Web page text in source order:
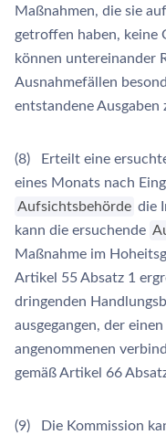
Maßnahmen, die sie
getroffen haben, keine
können untereinander
Ausnahmefällen
entstandene Ausgaben
(8) Erteilt eine
eines Monats nach
Aufsichtsbehörde die
kann die ersuchende
Maßnahme im
Artikel 55 Absatz 1
dringenden
ausgegangen, der
angenommenen
gemäß Artikel 66
(9) Die Kommission